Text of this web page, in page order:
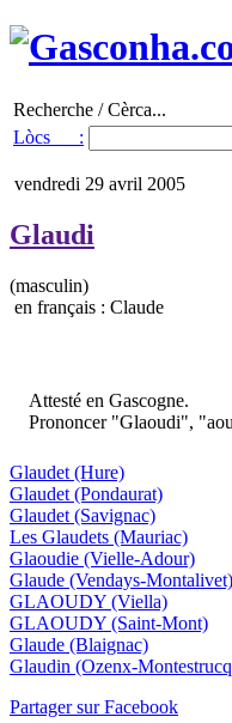
Recherche / Cèrca...
Lòcs :
vendredi 29 avril 2005
Glaudi
(masculin)
en français : Claude
Attesté en Gascogne.
Prononcer "Glaoudi",
Glaudet (Hure)
Glaudet (Pondaurat)
Glaudet (Savignac)
Les Glaudets (Mauriac)
Glaoudie (Vielle-Adour)
Glaude (Vendays-Montalivet)
GLAOUDY (Viella)
GLAOUDY (Saint-Mont)
Glaude (Blaignac)
Glaudin (Ozenx-
Partager sur Facebook